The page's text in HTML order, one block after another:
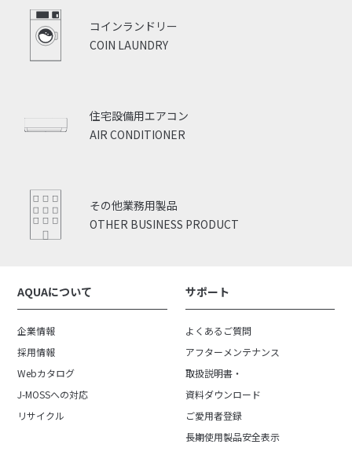
COIN LAUNDRY
コインランドリー
AIR CONDITIONER
住宅設備用エアコン
OTHER BUSINESS PRODUCT
その他業務用製品
AQUAについて
企業情報
採用情報
Webカタログ
J-MOSSへの対応
リサイクル
サポート
よくあるご質問
アフターメンテナンス
取扱説明書・
資料ダウンロード
ご愛用者登録
長期使用製品安全表示